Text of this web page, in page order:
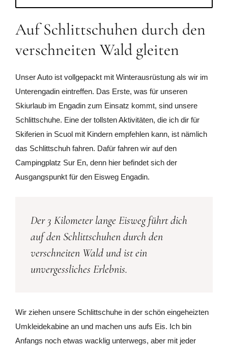
Auf Schlittschuhen durch den
verschneiten Wald gleiten
Unser Auto ist vollgepackt mit Winterausrüstung als wir im
Unterengadin eintreffen. Das Erste, was für unseren
Skiurlaub im Engadin zum Einsatz kommt, sind unsere
Schlittschuhe. Eine der tollsten Aktivitäten, die ich dir für
Skiferien in Scuol mit Kindern empfehlen kann, ist nämlich
das Schlittschuh fahren. Dafür fahren wir auf den
Campingplatz Sur En, denn hier befindet sich der
Ausgangspunkt für den Eisweg Engadin.
Der 3 Kilometer lange Eisweg führt dich
auf den Schlittschuhen durch den
verschneiten Wald und ist ein
unvergessliches Erlebnis.
Wir ziehen unsere Schlittschuhe in der schön eingeheizten
Umkleidekabine an und machen uns aufs Eis. Ich bin
Anfangs noch etwas wacklig unterwegs, aber mit jeder